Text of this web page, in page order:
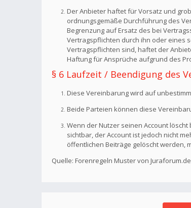
Der Anbieter haftet für Vorsatz und
ordnungsgemäße Durchführung des
Begrenzung auf Ersatz des bei
Vertragspflichten durch ihn oder eines
Vertragspflichten sind, haftet der
Haftung für Ansprüche aufgrund des
§ 6 Laufzeit / Beendigung des
Diese Vereinbarung wird auf
Beide Parteien können diese
Wenn der Nutzer seinen Account
sichtbar, der Account ist jedoch nicht
öffentlichen Beiträge gelöscht werden,
Quelle: Forenregeln Muster von Juraforum.de